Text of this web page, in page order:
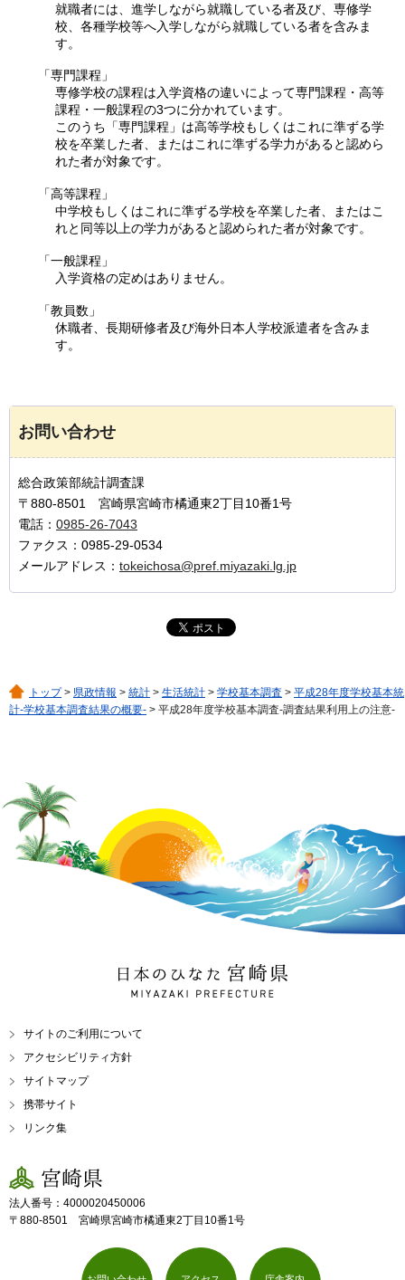
就職者には、進学しながら就職している者及び、専修学
校、各種学校等へ入学しながら就職している者を含みま
す。
「専門課程」
専修学校の課程は入学資格の違いによって専門課程・高等
課程・一般課程の3つに分かれています。
このうち「専門課程」は高等学校もしくはこれに準ずる学
校を卒業した者、またはこれに準ずる学力があると認めら
れた者が対象です。
「高等課程」
中学校もしくはこれに準ずる学校を卒業した者、またはこ
れと同等以上の学力があると認められた者が対象です。
「一般課程」
入学資格の定めはありません。
「教員数」
休職者、長期研修者及び海外日本人学校派遣者を含みま
す。
お問い合わせ
総合政策部統計調査課
〒880-8501 宮崎県宮崎市橘通東2丁目10番1号
電話： 0985-26-7043
ファクス：0985-29-0534
メールアドレス： tokeichosa@pref.miyazaki.lg.jp
トップ> 県政情報 > 統計 > 生活統計 > 学校基本調査 > 平成28年度学校基本統
計-学校基本調査結果の概要- > 平成28年度学校基本調査-調査結果利用上の注意-
日本のひなた 宮崎県
MIYAZAKI PREFECTURE
サイトのご利用について
アクセシビリティ方針
サイトマップ
携帯サイト
リンク集
宮崎県
法人番号：4000020450006
〒880-8501 宮崎県宮崎市橘通東2丁目10番1号